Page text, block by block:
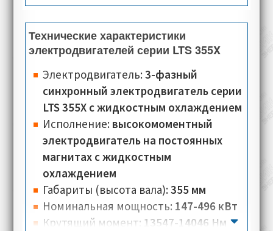
редукторы, а также вспомогательные
валы. Цель использования крутящего
момента электропривода Oemer Motori
LTS 355X - это перенос крутящего
момента вала, сразу на рабочий привод
промышленного оборудования.
Несмотря на небольшие размеры,
электродвигатели данной серии в
процессе работы, характеризуются
минимальным показателем уровня
шума, но при этом выдают высокие
крутящий момент и скорость. Система
жидкостного охлаждения, гарантирует
эффективный отвод тепла, что в свою
Технические характеристики
электродвигателей серии LTS 355X
Электродвигатель:3-фазный
синхронный электродвигатель серии
LTS 355X с жидкостным охлаждением
Исполнение: высокомоментный
электродвигатель на постоянных
магнитах с жидкостным
охлаждением
Габариты (высота вала):355 мм
Номинальная мощность: 147-496 кВт
Крутящий момент: 13547-14046 Нм